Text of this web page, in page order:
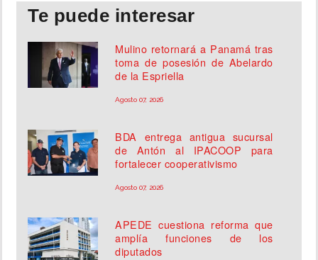
Te puede interesar
Mulino retornará a Panamá tras
toma de posesión de Abelardo
de la Espriella
Agosto 07, 2026
BDA entrega antigua sucursal
de Antón al IPACOOP para
fortalecer cooperativismo
Agosto 07, 2026
APEDE cuestiona reforma que
amplía funciones de los
diputados